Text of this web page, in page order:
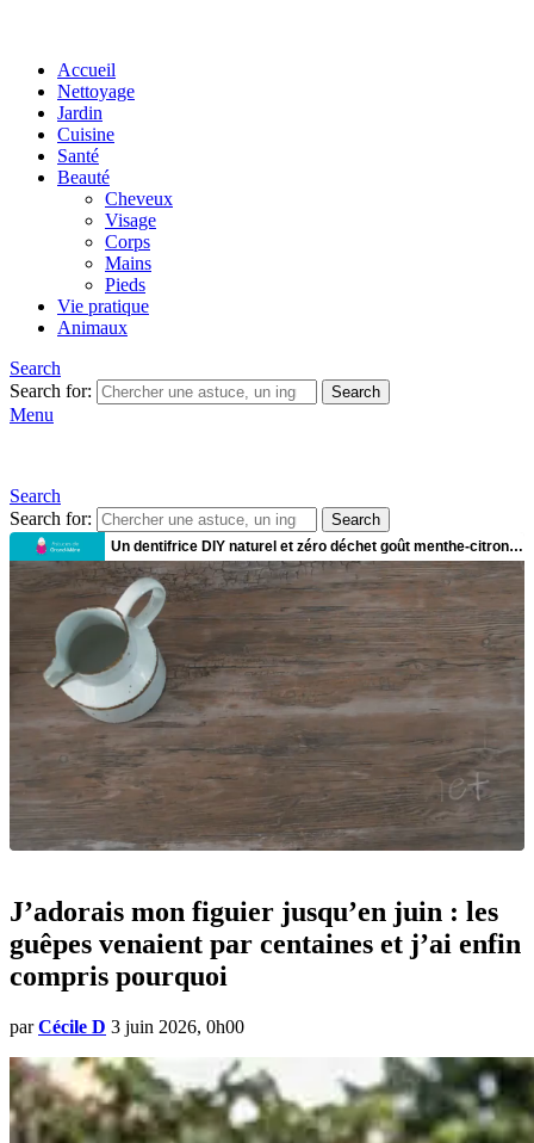
Accueil
Nettoyage
Jardin
Cuisine
Santé
Beauté
Cheveux
Visage
Corps
Mains
Pieds
Vie pratique
Animaux
Search
Search for:
Search
Menu
Search
Search for:
Search
J’adorais mon figuier jusqu’en juin : les
guêpes venaient par centaines et j’ai enfin
compris pourquoi
par Cécile D 3 juin 2026, 0h00